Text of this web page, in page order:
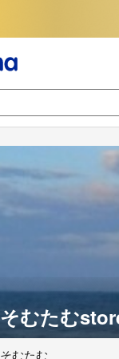
そむたむ
そむたむ